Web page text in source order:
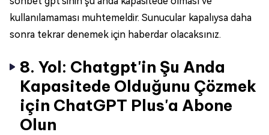
kullanılamaması muhtemeldir. Sunucular kapalıysa daha
sonra tekrar denemek için haberdar olacaksınız.
8. Yol: Chatgpt'in Şu Anda
Kapasitede Olduğunu Çözmek
için ChatGPT Plus'a Abone
Olun